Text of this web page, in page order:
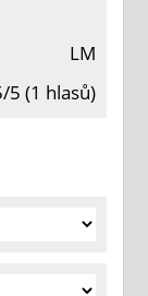
LM
5 (1 hlasů)